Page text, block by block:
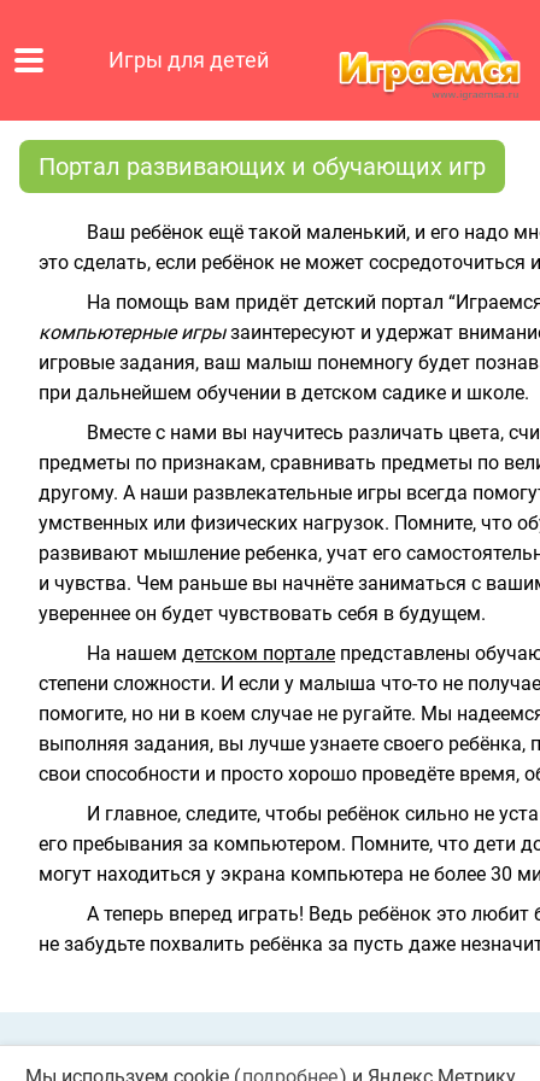
Игры для детей
Портал развивающих и обучающих игр
Ваш ребёнок ещё такой маленький, и его надо
это сделать, если ребёнок не может сосредоточиться
На помощь вам придёт детский портал
компьютерные игрызаинтересуют и удержат
игровые задания, ваш малыш понемногу будет
при дальнейшем обучении в детском садике и школе.
Вместе с нами вы научитесь различать цвета,
предметы по признакам, сравнивать предметы по
другому. А наши развлекательные игры всегда
умственных или физических нагрузок. Помните, что
развивают мышление ребенка, учат его
и чувства. Чем раньше вы начнёте заниматься с
увереннее он будет чувствовать себя в будущем.
На нашем детском портале представлены
степени сложности. И если у малыша что-то не
помогите, но ни в коем случае не ругайте. Мы
выполняя задания, вы лучше узнаете своего ребёнка,
свои способности и просто хорошо проведёте время,
И главное, следите, чтобы ребёнок сильно не
его пребывания за компьютером. Помните, что дети
могут находиться у экрана компьютера не более 30
А теперь вперед играть! Ведь ребёнок это любит
не забудьте похвалить ребёнка за пусть даже